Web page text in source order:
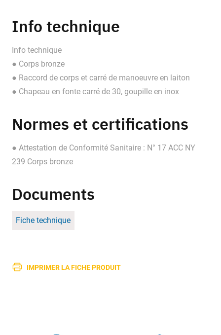
Info technique
Info technique
● Corps bronze
● Raccord de corps et carré de manoeuvre en laiton
● Chapeau en fonte carré de 30, goupille en inox
Normes et certifications
● Attestation de Conformité Sanitaire : N° 17 ACC NY
239 Corps bronze
Documents
Fiche technique
IMPRIMER LA FICHE PRODUIT